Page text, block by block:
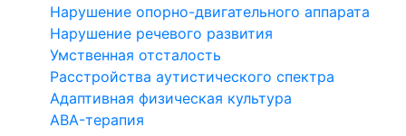
Нарушение опорно-двигательного аппарата
Нарушение речевого развития
Умственная отсталость
Расстройства аутистического спектра
Адаптивная физическая культура
ABA-терапия